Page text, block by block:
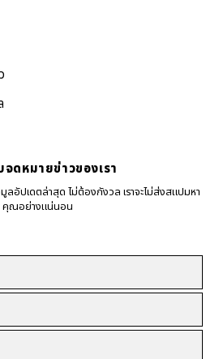
ดหมายข่าวของเรา
ลอัปเดตล่าสุด ไม่ต้องกังวล เราจะไม่ส่งสแปมหา
คุณอย่างแน่นอน